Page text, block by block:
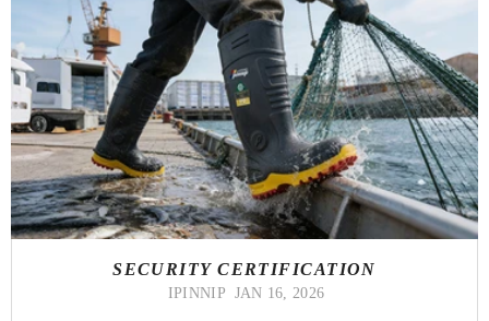
SECURITY CERTIFICATION
IPINNIP JAN 16, 2026